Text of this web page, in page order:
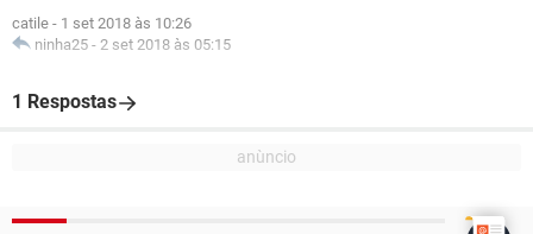
catile - 1 set 2018 às 10:26
ninha25 - 2 set 2018 às 05:15
1 Respostas